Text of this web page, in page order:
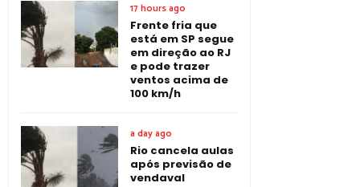
17 hours ago
Frente fria que
está em SP segue
em direção ao RJ
e pode trazer
ventos acima de
100 km/h
a day ago
Rio cancela aulas
após previsão de
vendaval